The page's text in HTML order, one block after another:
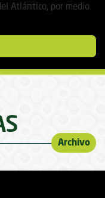
Atlántico, por medio
Archivo